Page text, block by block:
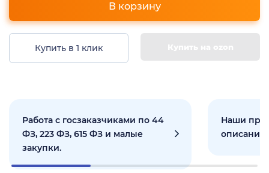
В корзину
Купить в 1 клик Купить на ozon
Работа с госзаказчиками по 44
ФЗ, 223 ФЗ, 615 ФЗ и малые
закупки.
Наши